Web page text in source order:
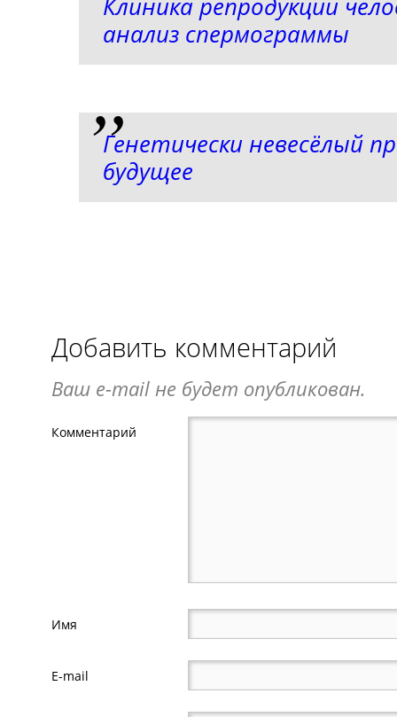
анализ спермограммы
Генетически невесёлый
будущее
Добавить комментарий
Ваш e-mail не будет опубликован.
Комментарий
Имя
E-mail